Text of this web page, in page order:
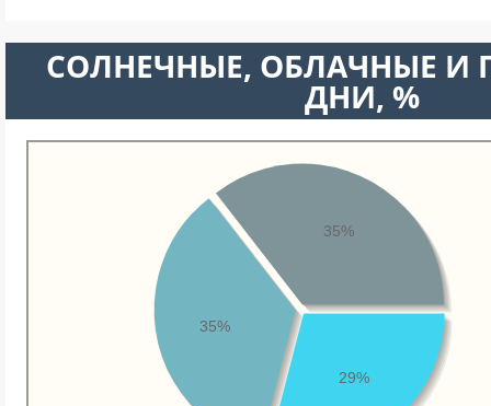
CОЛНЕЧНЫЕ, ОБЛАЧНЫЕ И
ДНИ, %
29%
35%
35%